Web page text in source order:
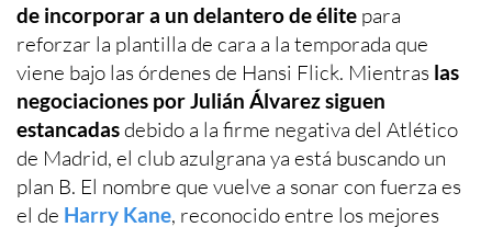
de incorporar a un delantero de élite para
reforzar la plantilla de cara a la temporada que
viene bajo las órdenes de Hansi Flick. Mientras las
negociaciones por Julián Álvarez siguen
estancadasdebido a la firme negativa del Atlético
de Madrid, el club azulgrana ya está buscando un
plan B. El nombre que vuelve a sonar con fuerza es
el de Harry Kane, reconocido entre los mejores